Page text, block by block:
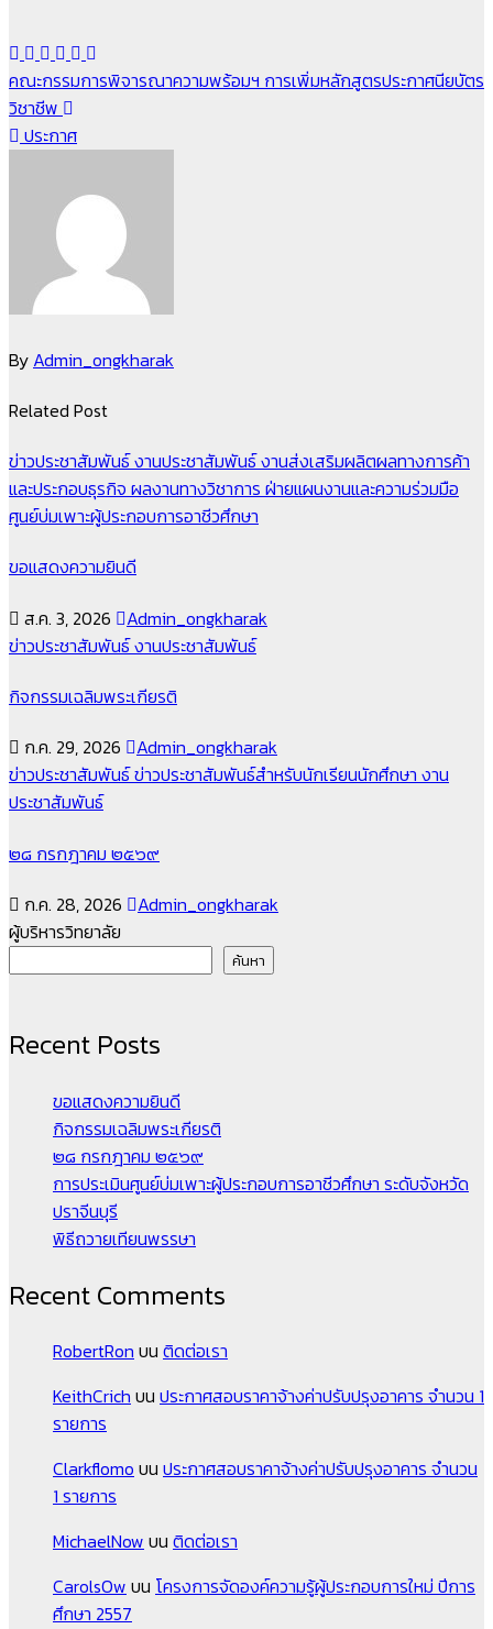
แนะแนว
เรื่อง
คณะกรรมการพิจารณาความพร้อมฯ การเพิ่มหลักสูตรประกาศนียบัตร
วิชาชีพ
ประกาศ
By Admin_ongkharak
Related Post
ข่าวประชาสัมพันธ์งานประชาสัมพันธ์งานส่งเสริมผลิตผลทางการค้า
และประกอบธุรกิจ ผลงานทางวิชาการ ฝ่ายแผนงานและความร่วมมือ
ศูนย์บ่มเพาะผู้ประกอบการอาชีวศึกษา
ขอแสดงความยินดี
ส.ค. 3, 2026
Admin_ongkharak
ข่าวประชาสัมพันธ์งานประชาสัมพันธ์
กิจกรรมเฉลิมพระเกียรติ
ก.ค. 29, 2026
Admin_ongkharak
ข่าวประชาสัมพันธ์ข่าวประชาสัมพันธ์สำหรับนักเรียนนักศึกษา งาน
ประชาสัมพันธ์
๒๘ กรกฎาคม ๒๕๖๙
ก.ค. 28, 2026
Admin_ongkharak
ผู้บริหารวิทยาลัย
ค้นหา
Recent Posts
ขอแสดงความยินดี
กิจกรรมเฉลิมพระเกียรติ
๒๘ กรกฎาคม ๒๕๖๙
การประเมินศูนย์บ่มเพาะผู้ประกอบการอาชีวศึกษา ระดับจังหวัด
ปราจีนบุรี
พิธีถวายเทียนพรรษา
Recent Comments
RobertRon บน ติดต่อเรา
KeithCrich บน ประกาศสอบราคาจ้างค่าปรับปรุงอาคาร จำนวน 1
รายการ
Clarkflomo บน ประกาศสอบราคาจ้างค่าปรับปรุงอาคาร จำนวน
1 รายการ
MichaelNow บน ติดต่อเรา
CarolsOw บน โครงการจัดองค์ความรู้ผู้ประกอบการใหม่ ปีการ
ศึกษา 2557